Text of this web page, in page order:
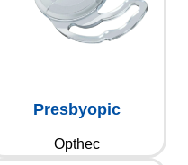
Presbyopic
Opthec